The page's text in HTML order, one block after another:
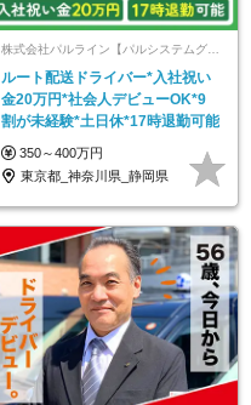
株式会社パルライン【パルシステムグループ】
ルート配送ドライバー*入社祝い
金20万円*社会人デビューOK*9
割が未経験*土日休*17時退勤可能
350～400万円
東京都_神奈川県_静岡県